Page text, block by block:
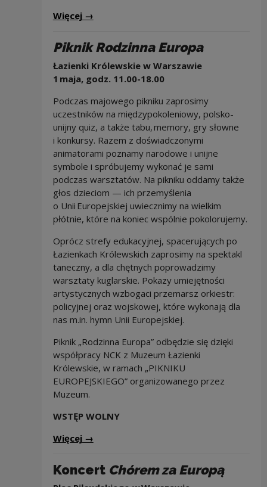
Więcej→
Piknik Rodzinna Europa
Łazienki Królewskie w Warszawie
1 maja, godz. 11.00-18.00
Podczas majowego pikniku zaprosimy
uczestników na międzypokoleniowy, polsko-
unijny quiz, a także tabu, memory, gry słowne
i konkursy. Razem z doświadczonymi
animatorami poznamy narodowe i unijne
symbole i spróbujemy wykonać je sami
podczas warsztatów. Na pikniku oddamy także
głos dzieciom — ich przemyślenia
o Unii Europejskiej uwiecznimy na wielkim
płótnie, które na koniec wspólnie pokolorujemy.
Oprócz strefy edukacyjnej, spacerujących po
Łazienkach Królewskich zaprosimy na spektakl
taneczny, a dla chętnych poprowadzimy
warsztaty kuglarskie. Pokazy umiejętności
artystycznych wzbogaci przemarsz orkiestr:
policyjnej oraz wojskowej, które wykonają dla
nas m.in. hymn Unii Europejskiej.
Piknik „Rodzinna Europa” odbędzie się dzięki
współpracy NCK z Muzeum Łazienki
Królewskie, w ramach „PIKNIKU
EUROPEJSKIEGO” organizowanego przez
Muzeum.
WSTĘP WOLNY
Więcej→
Koncert Chórem za Europą